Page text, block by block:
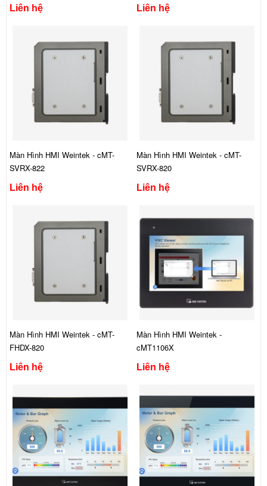
Liên hệ Liên hệ
Màn Hình HMI Weintek - cMT-
SVRX-822
Liên hệ
Màn Hình HMI Weintek - cMT-
SVRX-820
Liên hệ
Màn Hình HMI Weintek - cMT-
FHDX-820
Liên hệ
Màn Hình HMI Weintek -
cMT1106X
Liên hệ